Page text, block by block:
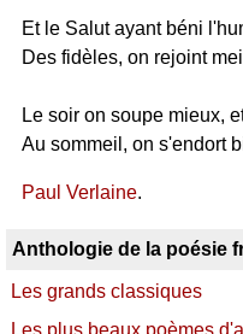
Et le Salut ayant béni
Des fidèles, on rejoint
Le soir on soupe mieux,
Au sommeil, on s'endort
Paul Verlaine.
Anthologie de la poésie
Les grands classiques
Les plus beaux poèmes